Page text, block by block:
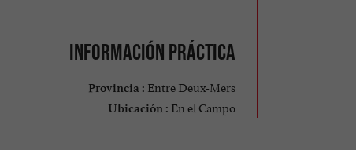
Información práctica
Provincia : Entre Deux-Mers
Ubicación : En el Campo